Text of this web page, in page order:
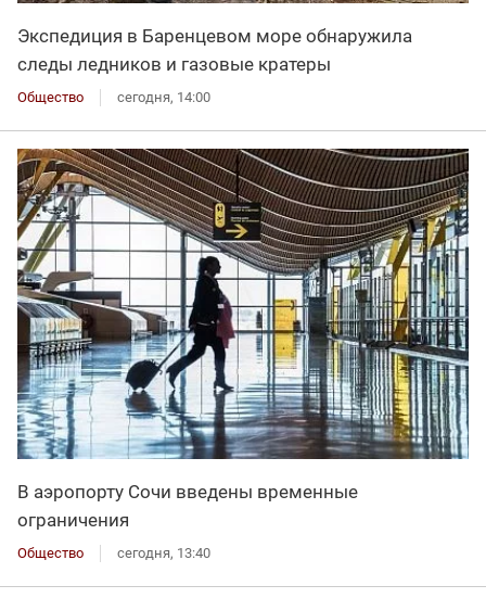
Экспедиция в Баренцевом море обнаружила
следы ледников и газовые кратеры
Общество сегодня, 14:00
В аэропорту Сочи введены временные
ограничения
Общество сегодня, 13:40